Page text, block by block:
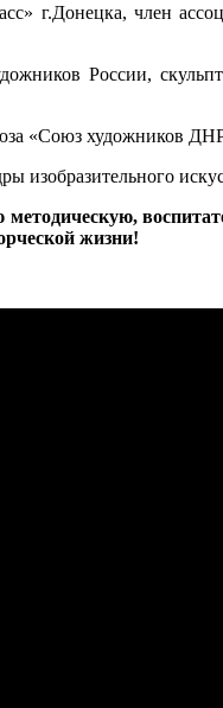
г.Донецка, член
России,
«Союз художников
жизни!